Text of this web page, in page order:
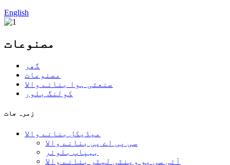
English
مصنوعات
گھر
مصنوعات
صنعتی ہوا بنانے والا
کولنگ بلور
زمرہ جات
میڈیکل بنانے والا
سی پی اے پی بنانے والا
بیپاپ بلوئر
آئی سی یو وینٹی لیٹر بنانے والا